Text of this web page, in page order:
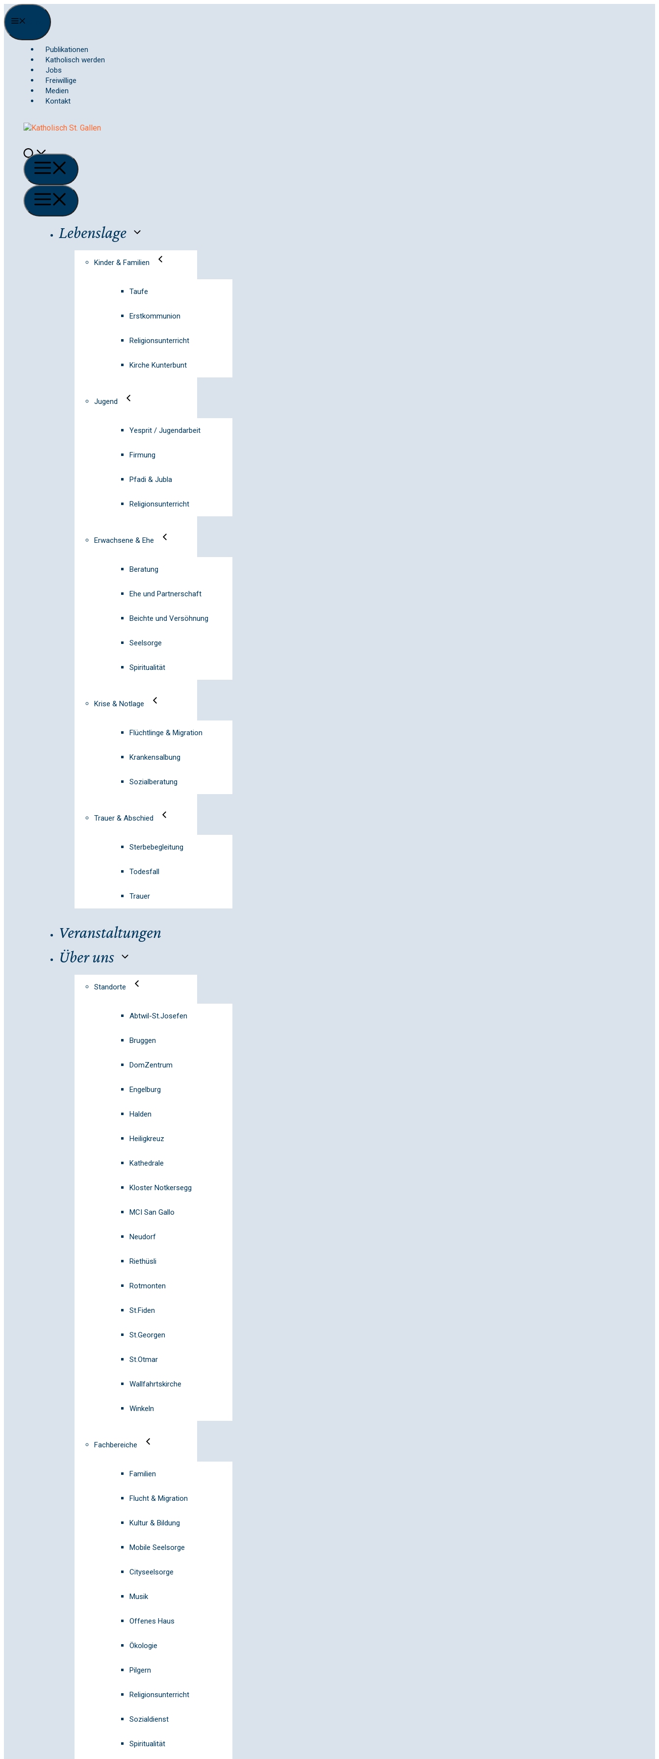
Springe
zum
Inhalt
Publikationen
Katholisch werden
Jobs
Freiwillige
Medien
Kontakt
Menü
Menü
Lebenslage
Kinder & Familien
Taufe
Erstkommunion
Religionsunterricht
Kirche Kunterbunt
Jugend
Yesprit / Jugendarbeit
Firmung
Pfadi & Jubla
Religionsunterricht
Erwachsene & Ehe
Beratung
Ehe und Partnerschaft
Beichte und Versöhnung
Seelsorge
Spiritualität
Krise & Notlage
Flüchtlinge & Migration
Krankensalbung
Sozialberatung
Trauer & Abschied
Sterbebegleitung
Todesfall
Trauer
Veranstaltungen
Über uns
Standorte
Abtwil-St.Josefen
Bruggen
DomZentrum
Engelburg
Halden
Heiligkreuz
Kathedrale
Kloster Notkersegg
MCI San Gallo
Neudorf
Riethüsli
Rotmonten
St.Fiden
St.Georgen
St.Otmar
Wallfahrtskirche
Winkeln
Fachbereiche
Familien
Flucht & Migration
Kultur & Bildung
Mobile Seelsorge
Cityseelsorge
Musik
Offenes Haus
Ökologie
Pilgern
Religionsunterricht
Sozialdienst
Spiritualität